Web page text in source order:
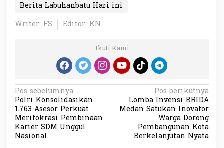
Berita Labuhanbatu Hari ini
Writer: FS
Editor: KN
Ikuti Kami
N
a
v
i
Pos sebelumnya
Polri Konsolidasikan
1.763 Asesor Perkuat
Meritokrasi Pembinaan
Karier SDM Unggul
Nasional
Pos berikutnya
Lomba Invensi BRIDA
Medan Satukan Inovator
Warga Dorong
Pembangunan Kota
Berkelanjutan Nyata